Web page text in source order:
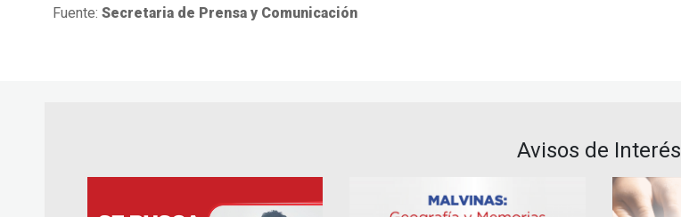
Fuente: Secretaria de Prensa y Comunicación
Avisos de Interés